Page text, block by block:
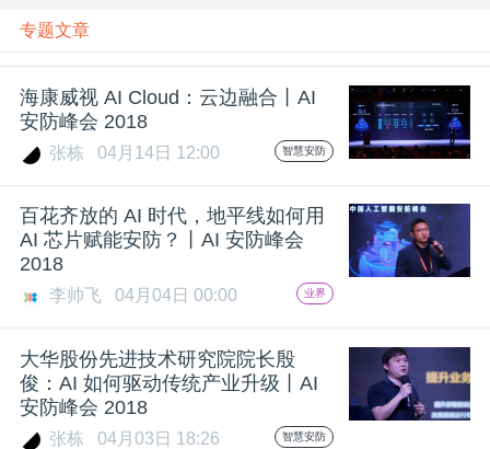
中
心
题
专题文章
海康威视 AI Cloud：云边融合丨AI
安防峰会 2018
张栋 04月14日 12:00 智慧安防
百花齐放的 AI 时代，地平线如何用
AI 芯片赋能安防？丨AI 安防峰会
2018
李帅飞 04月04日 00:00 业界
大华股份先进技术研究院院长殷
俊：AI 如何驱动传统产业升级丨AI
安防峰会 2018
张栋 04月03日 18:26 智慧安防